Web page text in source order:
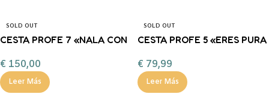
SOLD OUT
CESTA PROFE 7 «NALA CON
€ 150,00
Leer Más
SOLD OUT
CESTA PROFE 5 «ERES PURA
€ 79,99
Leer Más